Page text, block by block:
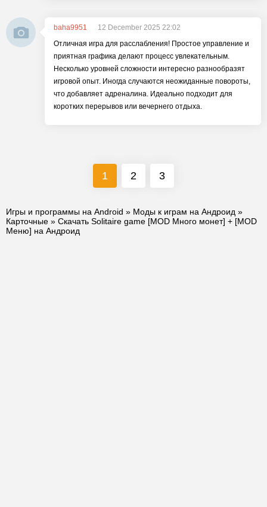
baha9951
12 December 2025 22:02
Отличная игра для расслабления! Простое управление и
приятная графика делают процесс увлекательным.
Несколько уровней сложности интересно разнообразят
игровой опыт. Иногда случаются неожиданные повороты,
что добавляет адреналина. Идеально подходит для
коротких перерывов или вечернего отдыха.
1 2 3
Игры и программы на Android » Моды к играм на Андроид »
Карточные » Скачать Solitaire game [MOD Много монет] + [MOD
Меню] на Андроид